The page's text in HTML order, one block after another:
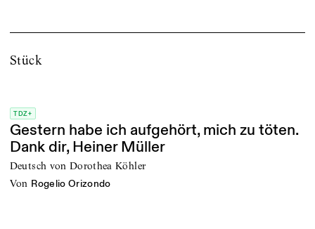
Stück
TDZ+
Gestern habe ich aufgehört, mich zu töten.
Dank dir, Heiner Müller
Deutsch von Dorothea Köhler
von Rogelio Orizondo